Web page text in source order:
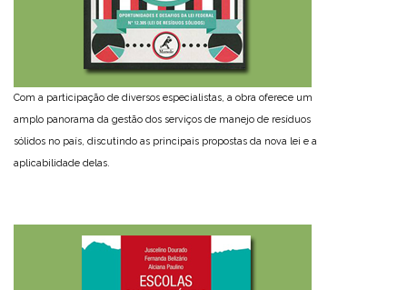
Com a participação de diversos especialistas, a obra oferece um
amplo panorama da gestão dos serviços de manejo de resíduos
sólidos no país, discutindo as principais propostas da nova lei e a
aplicabilidade delas.